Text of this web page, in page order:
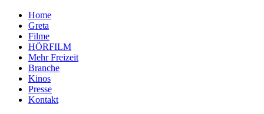
Home
Greta
Filme
HÖRFILM
Mehr Freizeit
Branche
Kinos
Presse
Kontakt